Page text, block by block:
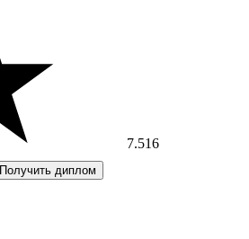
7.516
Получить диплом